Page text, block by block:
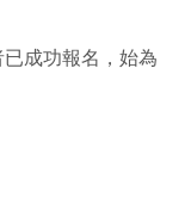
成功報名，始為